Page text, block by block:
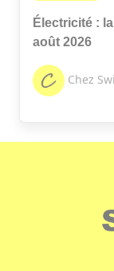
Électricité :
août 2026
Chez